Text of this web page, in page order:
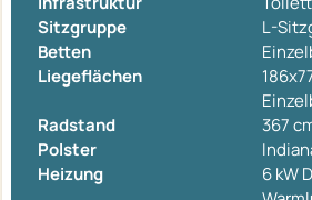
Sitzgruppe
L-
Betten
Liegeflächen
Radstand
367
Polster
Heizung
6 kW